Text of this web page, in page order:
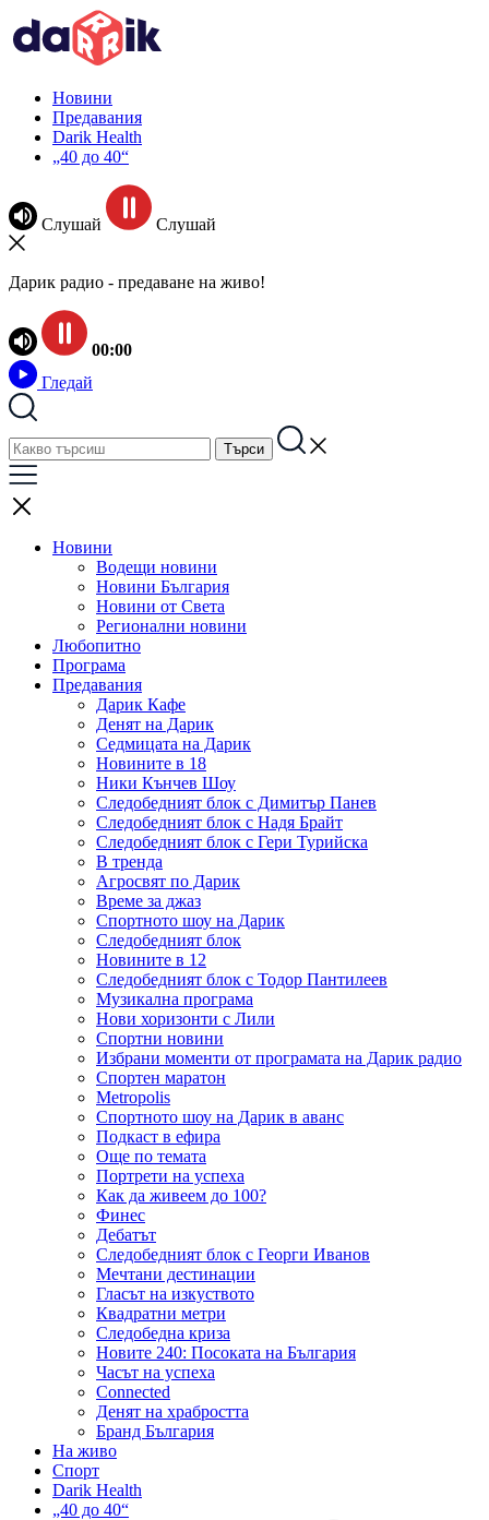
Новини
Предавания
Darik Health
„40 до 40“
Слушай Слушай
Дарик радио - предаване на живо!
00:00
Гледай
Новини
Водещи новини
Новини България
Новини от Света
Регионални новини
Любопитно
Програма
Предавания
Дарик Кафе
Денят на Дарик
Седмицата на Дарик
Новините в 18
Ники Кънчев Шоу
Следобедният блок с Димитър Панев
Следобедният блок с Надя Брайт
Следобедният блок с Гери Турийска
В тренда
Агросвят по Дарик
Време за джаз
Спортното шоу на Дарик
Следобедният блок
Новините в 12
Следобедният блок с Тодор Пантилеев
Музикална програма
Нови хоризонти с Лили
Спортни новини
Избрани моменти от програмата на Дарик радио
Спортен маратон
Metropolis
Спортното шоу на Дарик в аванс
Подкаст в ефира
Още по темата
Портрети на успеха
Как да живеем до 100?
Финес
Дебатът
Следобедният блок с Георги Иванов
Мечтани дестинации
Гласът на изкуството
Квадратни метри
Следобедна криза
Новите 240: Посоката на България
Часът на успеха
Connected
Денят на храбростта
Бранд България
На живо
Спорт
Darik Health
„40 до 40“